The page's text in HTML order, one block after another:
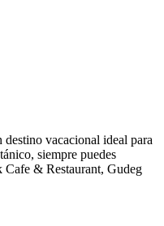
vacacional ideal para
siempre puedes
Cafe & Restaurant, Gudeg